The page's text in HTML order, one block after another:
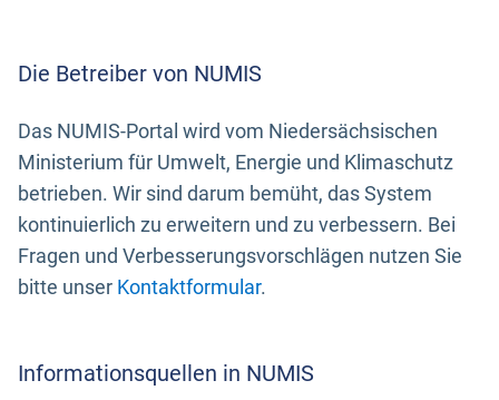
Die Betreiber von NUMIS
Das NUMIS-Portal wird vom Niedersächsischen
Ministerium für Umwelt, Energie und Klimaschutz
betrieben. Wir sind darum bemüht, das System
kontinuierlich zu erweitern und zu verbessern. Bei
Fragen und Verbesserungsvorschlägen nutzen Sie
bitte unser Kontaktformular.
Informationsquellen in NUMIS